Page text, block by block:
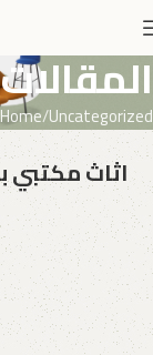
المقالات
Home Uncategorized
اثاث مكتبي